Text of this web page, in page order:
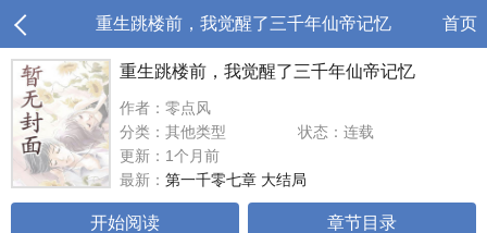
重生跳楼前，我觉醒了三千年仙帝记忆 首页
重生跳楼前，我觉醒了三千年仙帝记忆
作者：零点风
分类：其他类型
状态：连载
更新：1个月前
最新： 第一千零七章 大结局
开始阅读 章节目录